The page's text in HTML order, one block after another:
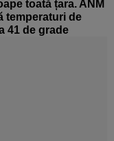
toată țara. ANM
temperaturi de
41 de grade